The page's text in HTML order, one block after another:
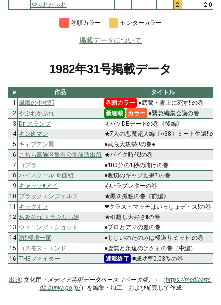
-
- やぶれかぶれ - - - - - - - 2 2.0
巻頭カラー センターカラー
掲載データについて
1982年31号掲載データ
# 作品
タイトル
1
風魔の小次郎 巻頭カラー ●武蔵・雪上に死す!!の巻
2 やぶれかぶれ 新連載 カラー ●緊急編集会議の巻
3 Dr. スランプ
オバケDEデートの巻《後編》
4 キン肉マン
★7人の悪魔超人編〔○38〕ミート生還!!の巻
5 キャプテン翼
●武蔵大攻勢!!の巻●
6
こちら葛飾区亀有公園前派出所 ★バイク時代!の巻
7 コブラ
●100分の1秒の賭けの巻
8 ハイスクール!奇面組
●親切のギャグ効果?!の巻
9 キャッツ♥アイ
赤いラブレターの巻
10 ブラックエンジェルズ
★黒き孤独の巻《前編》
11
キックオフ
❤クラス・マッチはいっしょデ・ス!の巻
12 おみそれ!トラぶりっ娘
★引越し大好き!!の巻
13 ウィニング・ショット
●プロとアマの差の巻
14 激!!極虎一家
●じじいのたのみは極道サミット!の巻
15 コスモス・エンド
●虚無と永遠のはざまの巻（中編）
16 THEファイター 連載終了 ■成功率0.03%-の巻-
出典: 文化庁 「メディア芸術データベース（ベータ版）」 （https://mediaarts-
db.bunka.go.jp/）を編集・加工、および補完して作成